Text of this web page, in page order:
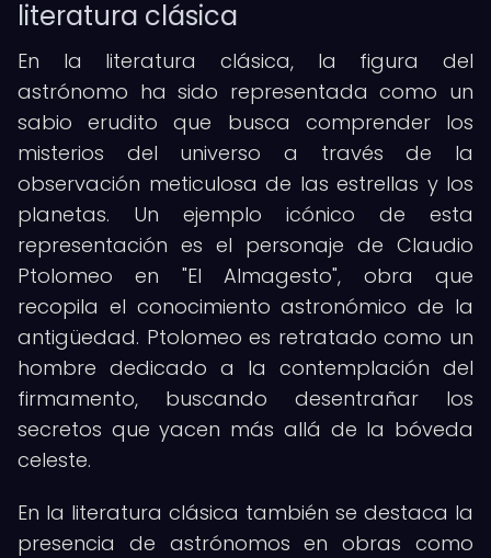
literatura clásica
En la literatura clásica, la figura del
astrónomo ha sido representada como un
sabio erudito que busca comprender los
misterios del universo a través de la
observación meticulosa de las estrellas y los
planetas. Un ejemplo icónico de esta
representación es el personaje de Claudio
Ptolomeo en "El Almagesto", obra que
recopila el conocimiento astronómico de la
antigüedad. Ptolomeo es retratado como un
hombre dedicado a la contemplación del
firmamento, buscando desentrañar los
secretos que yacen más allá de la bóveda
celeste.
En la literatura clásica también se destaca la
presencia de astrónomos en obras como